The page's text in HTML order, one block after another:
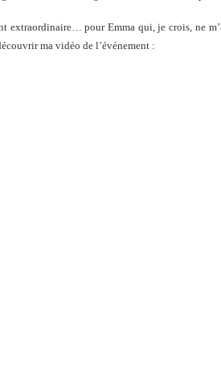
extraordinaire… pour Emma qui, je crois, ne
ma vidéo de l’événement :